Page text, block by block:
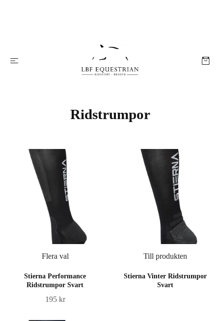
Ridstrumpor
Flera val
Stierna Performance
Ridstrumpor Svart
195 kr
Till produkten
Stierna Vinter Ridstrumpor
Svart